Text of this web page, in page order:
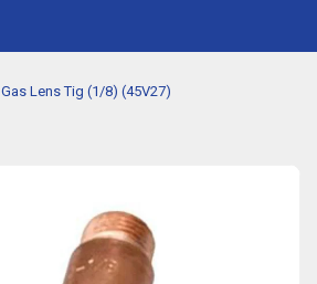
Gas Lens Tig (1/8) (45V27)